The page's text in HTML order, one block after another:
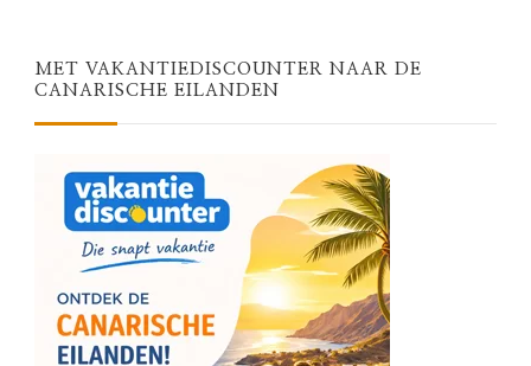
MET VAKANTIEDISCOUNTER NAAR DE
CANARISCHE EILANDEN